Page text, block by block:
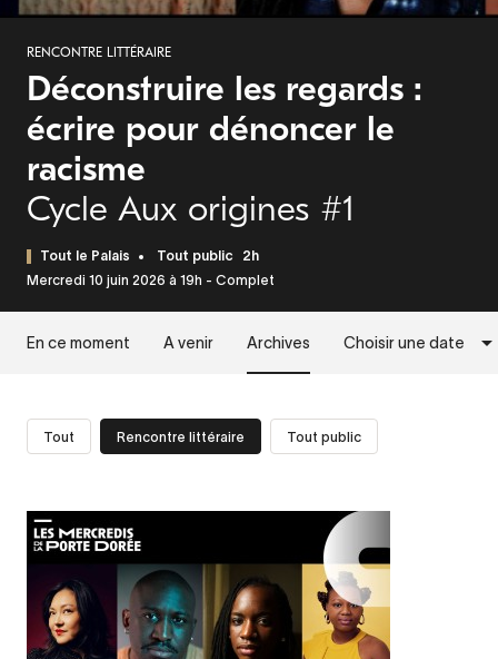
RENCONTRE LITTÉRAIRE
Déconstruire les regards :
écrire pour dénoncer le
racisme
Cycle Aux origines #1
Tout le Palais Tout public 2h
Mercredi 10 juin 2026 à 19h - Complet
En ce moment A venir Archives Choisir une date
Tout Rencontre littéraire Tout public